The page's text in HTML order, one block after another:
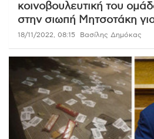
κοινοβουλευτική του
στην σιωπή Μητσοτάκη
18/11/2022, 08:15 Βασίλης Δημόκας